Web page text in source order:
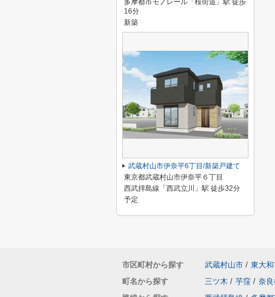
多摩都市モノレール「桜街道」駅 徒歩
16分
新築
武蔵村山市伊奈平6丁目/新築戸建て
東京都武蔵村山市伊奈平６丁目
西武拝島線「西武立川」駅 徒歩32分
予定
市区町村から探す 武蔵村山市 / 東大
町名から探す
三ツ木 / 芋窪 / 奈